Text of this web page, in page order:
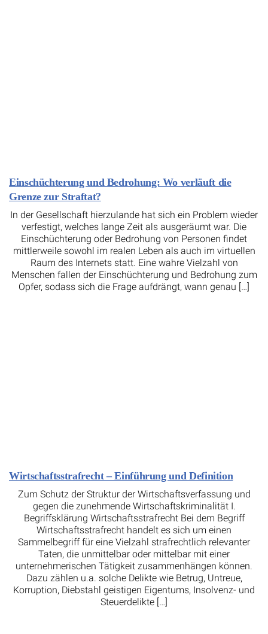
Einschüchterung und Bedrohung: Wo verläuft die
Grenze zur Straftat?
In der Gesellschaft hierzulande hat sich ein Problem wieder
verfestigt, welches lange Zeit als ausgeräumt war. Die
Einschüchterung oder Bedrohung von Personen findet
mittlerweile sowohl im realen Leben als auch im virtuellen
Raum des Internets statt. Eine wahre Vielzahl von
Menschen fallen der Einschüchterung und Bedrohung zum
Opfer, sodass sich die Frage aufdrängt, wann genau […]
Wirtschaftsstrafrecht – Einführung und Definition
Zum Schutz der Struktur der Wirtschaftsverfassung und
gegen die zunehmende Wirtschaftskriminalität I.
Begriffsklärung Wirtschaftsstrafrecht Bei dem Begriff
Wirtschaftsstrafrecht handelt es sich um einen
Sammelbegriff für eine Vielzahl strafrechtlich relevanter
Taten, die unmittelbar oder mittelbar mit einer
unternehmerischen Tätigkeit zusammenhängen können.
Dazu zählen u.a. solche Delikte wie Betrug, Untreue,
Korruption, Diebstahl geistigen Eigentums, Insolvenz- und
Steuerdelikte […]